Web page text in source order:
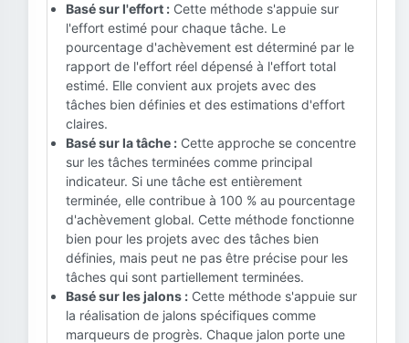
Basé sur l'effort : Cette méthode s'appuie sur
l'effort estimé pour chaque tâche. Le
pourcentage d'achèvement est déterminé par le
rapport de l'effort réel dépensé à l'effort total
estimé. Elle convient aux projets avec des
tâches bien définies et des estimations d'effort
claires.
Basé sur la tâche : Cette approche se concentre
sur les tâches terminées comme principal
indicateur. Si une tâche est entièrement
terminée, elle contribue à 100 % au pourcentage
d'achèvement global. Cette méthode fonctionne
bien pour les projets avec des tâches bien
définies, mais peut ne pas être précise pour les
tâches qui sont partiellement terminées.
Basé sur les jalons : Cette méthode s'appuie sur
la réalisation de jalons spécifiques comme
marqueurs de progrès. Chaque jalon porte une